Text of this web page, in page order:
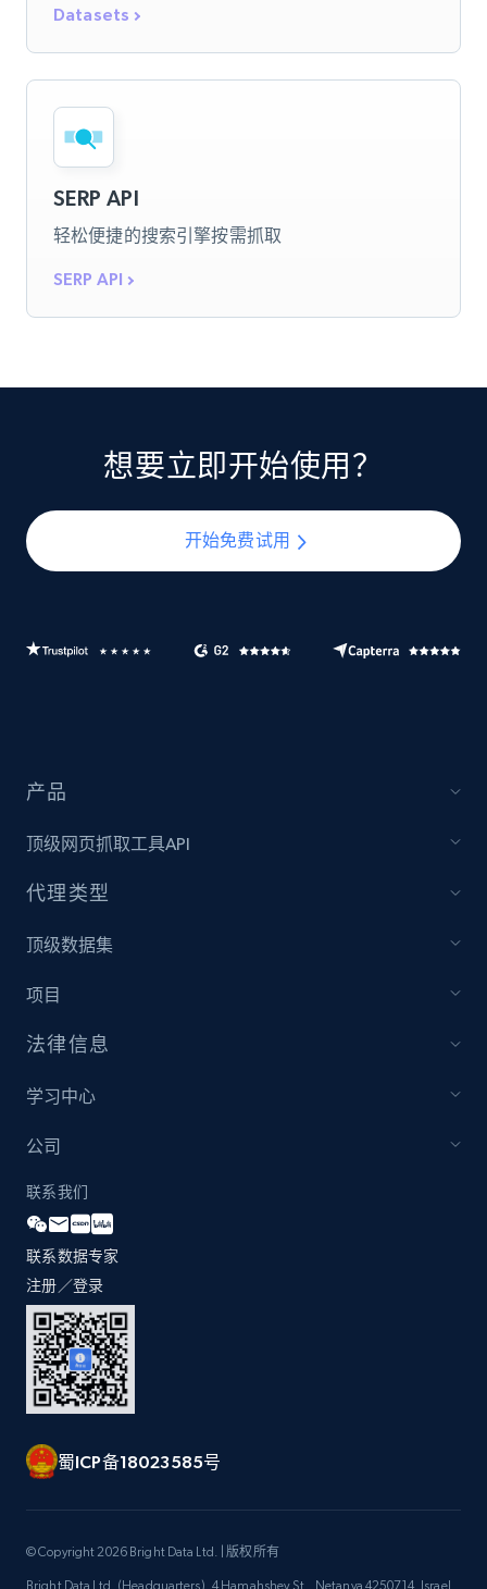
Datasets
SERP API
轻松便捷的搜索引擎按需抓取
SERP API
想要立即开始使用？
开始免费试用
产品
顶级网页抓取工具API
代理类型
顶级数据集
项目
法律信息
学习中心
公司
联系我们
联系数据专家
注册／登录
蜀ICP备18023585号
© Copyright 2026 Bright Data Ltd. | 版权所有
Bright Data Ltd. (Headquarters), 4 Hamahshev St., Netanya 4250714, Israel